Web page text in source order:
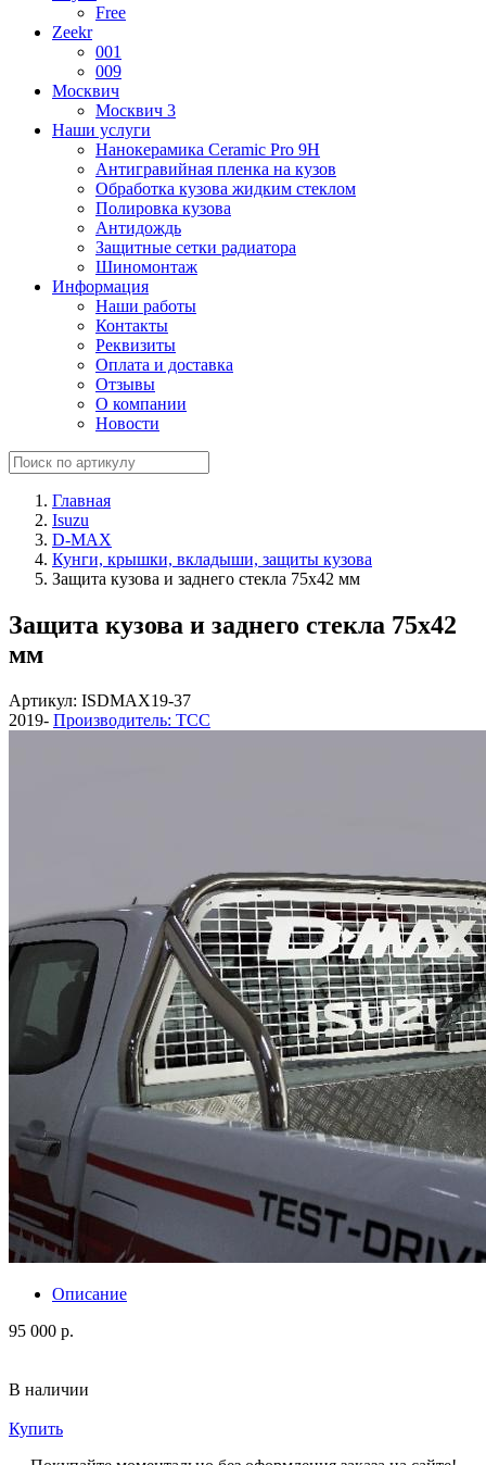
Free
Zeekr
001
009
Москвич
Москвич 3
Наши услуги
Нанокерамика Ceramic Pro 9H
Антигравийная пленка на кузов
Обработка кузова жидким стеклом
Полировка кузова
Антидождь
Защитные сетки радиатора
Шиномонтаж
Информация
Наши работы
Контакты
Реквизиты
Оплата и доставка
Отзывы
О компании
Новости
Главная
Isuzu
D-MAX
Кунги, крышки, вкладыши, защиты кузова
Защита кузова и заднего стекла 75х42 мм
Защита кузова и заднего стекла 75х42
мм
Артикул: ISDMAX19-37
2019- Производитель: ТСС
Описание
95 000 р.
В наличии
Купить